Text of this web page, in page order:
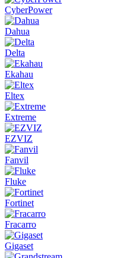
CyberPower
Dahua
Delta
Ekahau
Eltex
Extreme
EZVIZ
Fanvil
Fluke
Fortinet
Fracarro
Gigaset